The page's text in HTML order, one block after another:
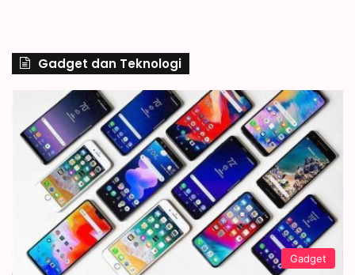
Gadget dan Teknologi
Gadget